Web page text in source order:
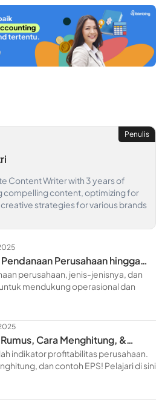
Penulis
Content Writer with 3 years of
compelling content, optimizing for
strategies for various brands
Perusahaan hingga
perusahaan, jenis-jenisnya, dan
mendukung operasional dan
Cara Menghitung, &
indikator profitabilitas perusahaan.
dan contoh EPS! Pelajari di sini